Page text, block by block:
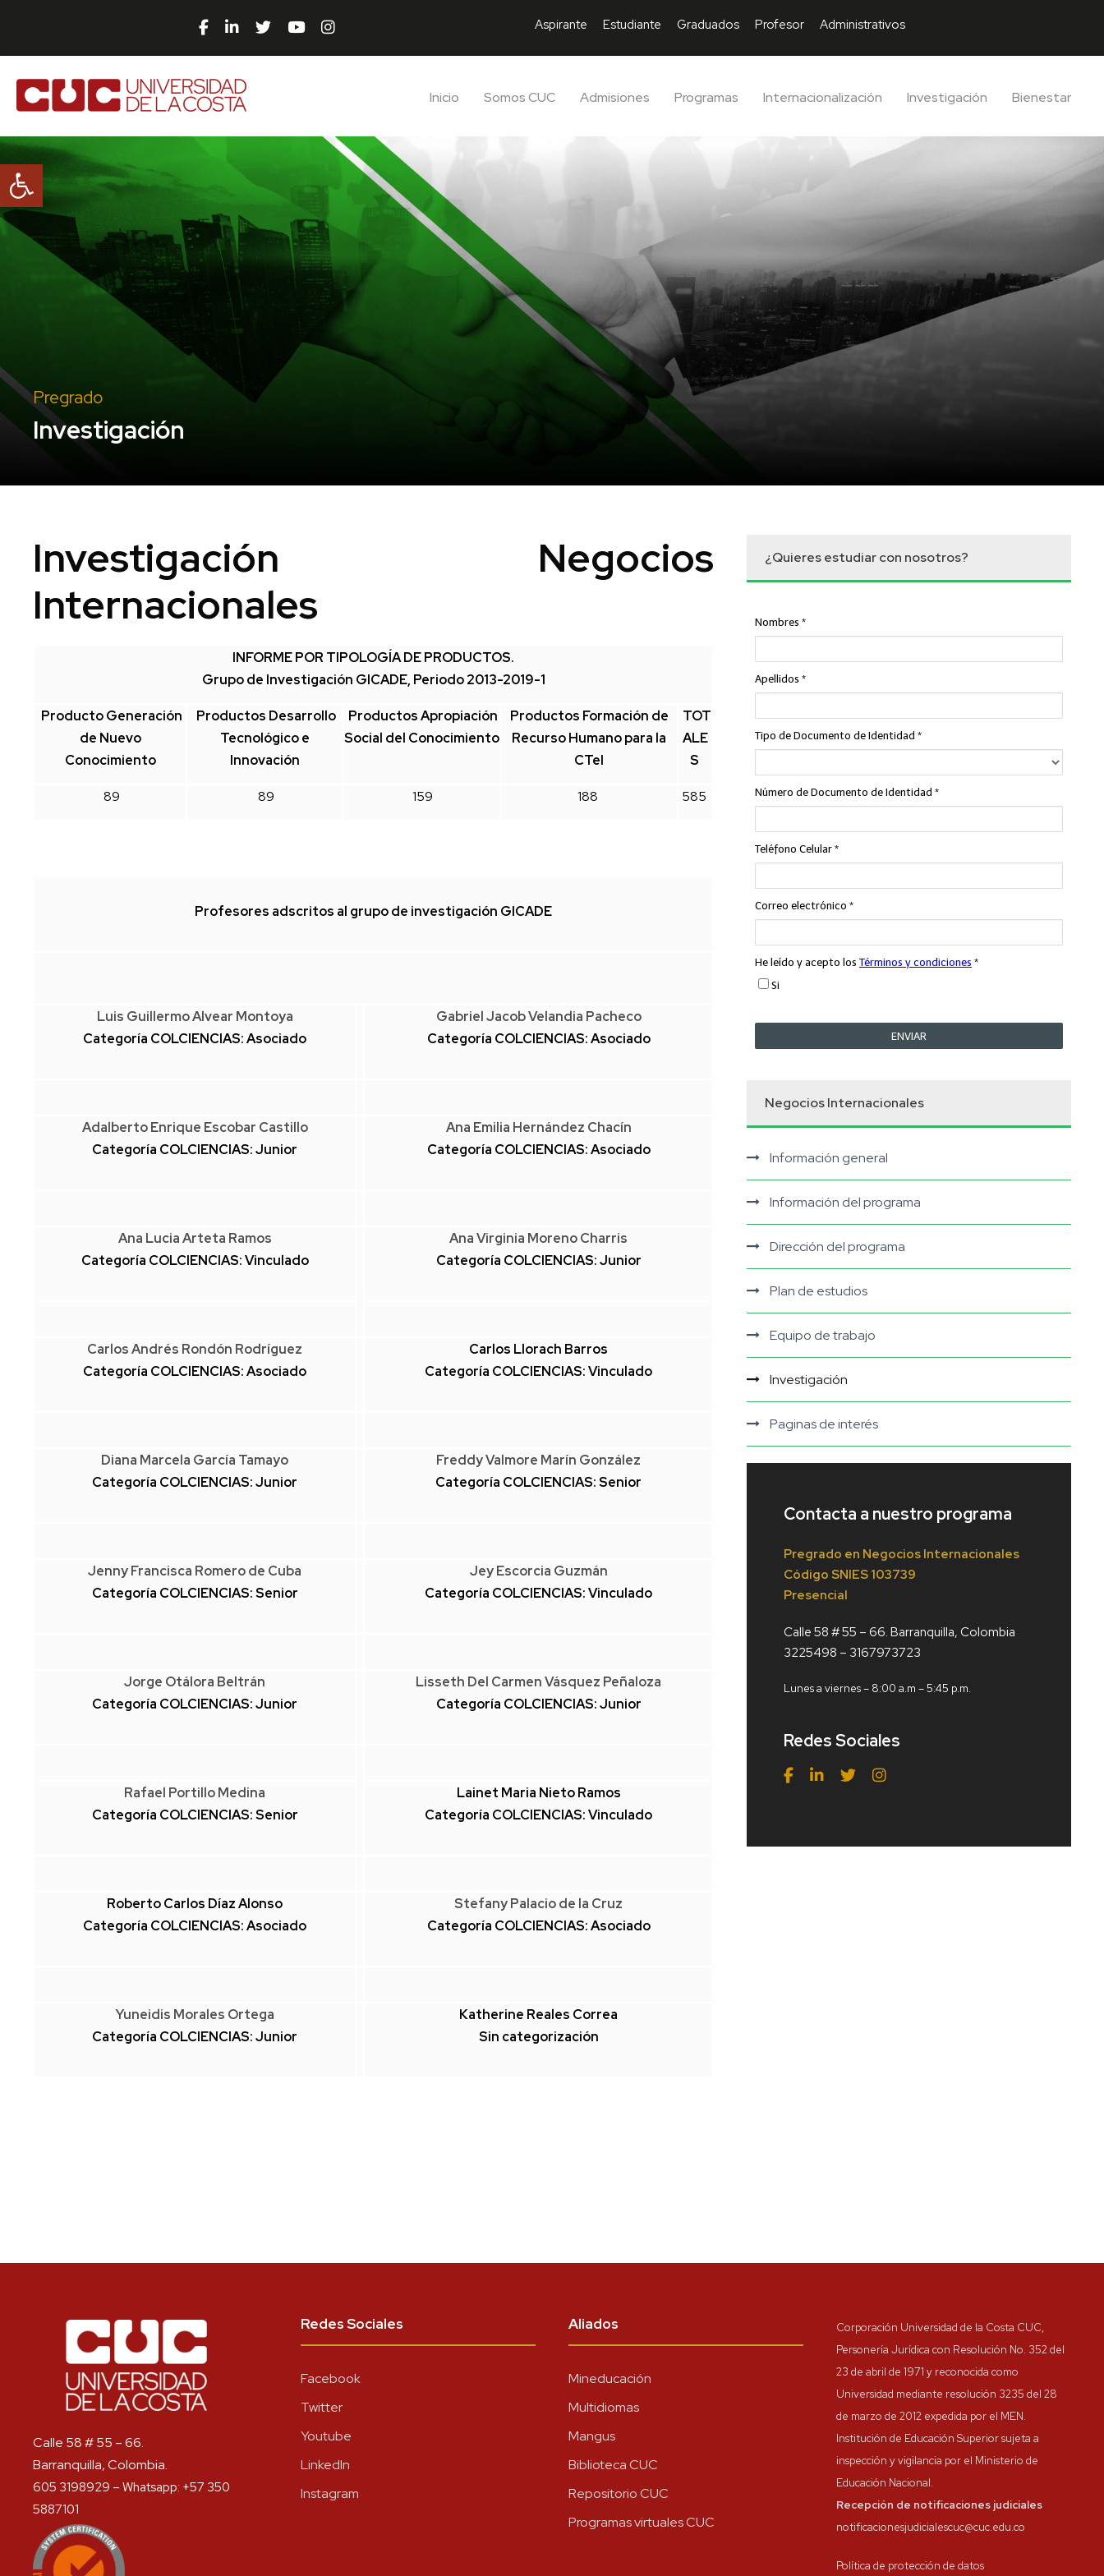
Abrir barra de herramientas
Aspirante Estudiante Graduados Profesor Administrativos
Inicio Somos CUC Admisiones Programas Internacionalización Investigación Bienestar
Pregrado
Investigación
Investigación Negocios
Internacionales
INFORME POR TIPOLOGÍA DE PRODUCTOS.
Grupo de Investigación GICADE, Periodo 2013-2019-1
Producto Generación
de Nuevo
Conocimiento
Productos Desarrollo
Tecnológico e
Innovación
Productos Apropiación
Social del Conocimiento
Productos Formación de
Recurso Humano para la
CTeI
TOT
ALE
S
89 89 159 188 585
Profesores adscritos al grupo de investigación GICADE
Luis Guillermo Alvear Montoya
Categoría COLCIENCIAS: Asociado
Gabriel Jacob Velandia Pacheco
Categoría COLCIENCIAS: Asociado
Adalberto Enrique Escobar Castillo
Categoría COLCIENCIAS: Junior
Ana Emilia Hernández Chacín
Categoría COLCIENCIAS: Asociado
Ana Lucia Arteta Ramos
Categoría COLCIENCIAS: Vinculado
Ana Virginia Moreno Charris
Categoría COLCIENCIAS: Junior
Carlos Andrés Rondón Rodríguez
Categoría COLCIENCIAS: Asociado
Carlos Llorach Barros
Categoría COLCIENCIAS: Vinculado
Diana Marcela García Tamayo
Categoría COLCIENCIAS: Junior
Freddy Valmore Marín González
Categoría COLCIENCIAS: Senior
Jenny Francisca Romero de Cuba
Categoría COLCIENCIAS: Senior
Jey Escorcia Guzmán
Categoría COLCIENCIAS: Vinculado
Jorge Otálora Beltrán
Categoría COLCIENCIAS: Junior
Lisseth Del Carmen Vásquez Peñaloza
Categoría COLCIENCIAS: Junior
Rafael Portillo Medina
Categoría COLCIENCIAS: Senior
Lainet Maria Nieto Ramos
Categoría COLCIENCIAS: Vinculado
Roberto Carlos Díaz Alonso
Categoría COLCIENCIAS: Asociado
Stefany Palacio de la Cruz
Categoría COLCIENCIAS: Asociado
Yuneidis Morales Ortega
Categoría COLCIENCIAS: Junior
Katherine Reales Correa
Sin categorización
¿Quieres estudiar con nosotros?
Negocios Internacionales
Información general
Información del programa
Dirección del programa
Plan de estudios
Equipo de trabajo
Investigación
Paginas de interés
Contacta a nuestro programa
Pregrado en Negocios Internacionales
Código SNIES 103739
Presencial
Calle 58 # 55 – 66. Barranquilla, Colombia
3225498 – 3167973723
Lunes a viernes – 8:00 a.m – 5:45 p.m.
Redes Sociales
Calle 58 # 55 – 66.
Barranquilla, Colombia.
605 3198929 – Whatsapp: +57 350
5887101
Redes Sociales
Facebook
Twitter
Youtube
LinkedIn
Instagram
Aliados
Mineducación
Multidiomas
Mangus
Biblioteca CUC
Repositorio CUC
Programas virtuales CUC
Corporación Universidad de la Costa CUC,
Personería Jurídica con Resolución No. 352 del
23 de abril de 1971 y reconocida como
Universidad mediante resolución 3235 del 28
de marzo de 2012 expedida por el MEN.
Institución de Educación Superior sujeta a
inspección y vigilancia por el Ministerio de
Educación Nacional.
Recepción de notificaciones judiciales
notificacionesjudicialescuc@cuc.edu.co
Política de protección de datos